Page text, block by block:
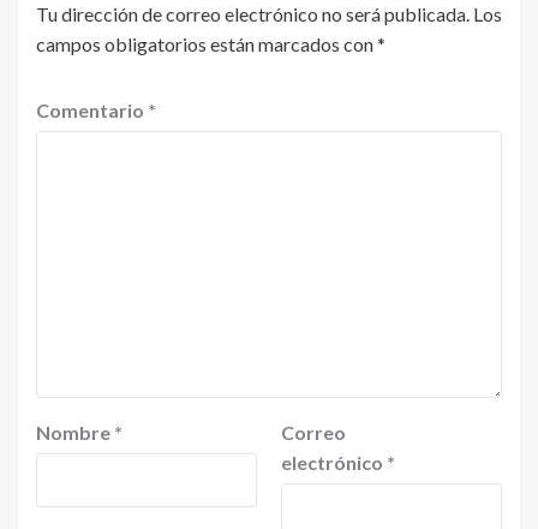
Tu dirección de correo electrónico no será publicada. Los
campos obligatorios están marcados con*
Comentario *
Nombre *
Correo
electrónico *